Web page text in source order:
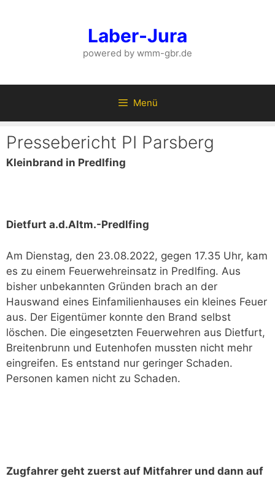
Laber-Jura
powered by wmm-gbr.de
Menü
Pressebericht PI Parsberg
Kleinbrand in Predlfing
Dietfurt a.d.Altm.-Predlfing
Am Dienstag, den 23.08.2022, gegen 17.35 Uhr, kam
es zu einem Feuerwehreinsatz in Predlfing. Aus
bisher unbekannten Gründen brach an der
Hauswand eines Einfamilienhauses ein kleines Feuer
aus. Der Eigentümer konnte den Brand selbst
löschen. Die eingesetzten Feuerwehren aus Dietfurt,
Breitenbrunn und Eutenhofen mussten nicht mehr
eingreifen. Es entstand nur geringer Schaden.
Personen kamen nicht zu Schaden.
Zugfahrer geht zuerst auf Mitfahrer und dann auf